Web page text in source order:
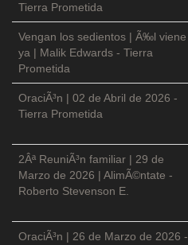
Tierra Prometida
Vengan los sedientos | Ã‰l viene
ya | Malik Edwards - Tierra
Prometida
OraciÃ³n | 02 de Abril de 2026 -
Tierra Prometida
2Âª ReuniÃ³n familiar | 29 de
Marzo de 2026 | AlimÃ©ntate -
Roberto Stevenson E.
OraciÃ³n | 26 de Marzo de 2026 -